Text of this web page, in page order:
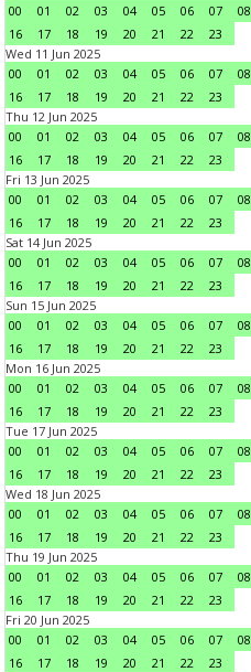
00
01 02 03 04 05 06 07 08
16
17 18 19 20 21 22
23
Wed 11 Jun 2025
00
01 02 03 04 05 06 07 08
16
17 18 19 20 21 22
23
Thu 12 Jun 2025
00
01 02 03 04 05 06 07 08
16
17 18 19 20 21 22
23
Fri 13 Jun 2025
00
01 02 03 04 05 06 07 08
16
17 18 19 20 21 22
23
Sat 14 Jun 2025
00
01 02 03 04 05 06 07 08
16
17 18 19 20 21 22
23
Sun 15 Jun 2025
00
01 02 03 04 05 06 07 08
16
17 18 19 20 21 22
23
Mon 16 Jun 2025
00
01 02 03 04 05 06 07 08
16
17 18 19 20 21 22
23
Tue 17 Jun 2025
00
01 02 03 04 05 06 07 08
16
17 18 19 20 21 22
23
Wed 18 Jun 2025
00
01 02 03 04 05 06 07 08
16
17 18 19 20 21 22
23
Thu 19 Jun 2025
00
01 02 03 04 05 06 07 08
16
17 18 19 20 21 22
23
Fri 20 Jun 2025
00
01 02 03 04 05 06 07 08
16
17 18 19 20 21 22
23